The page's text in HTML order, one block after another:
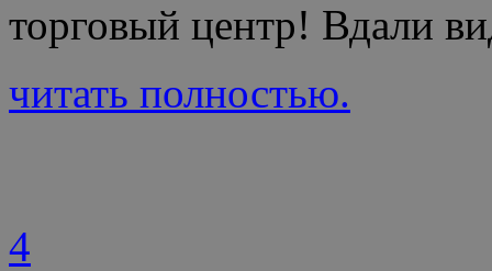
торговый центр! Вдали
читать полностью.
4